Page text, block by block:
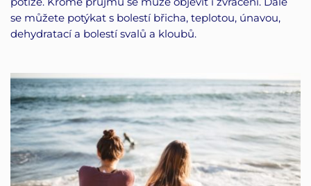
se můžete potýkat s bolestí břicha, teplotou, únavou,
dehydratací a bolestí svalů a kloubů.